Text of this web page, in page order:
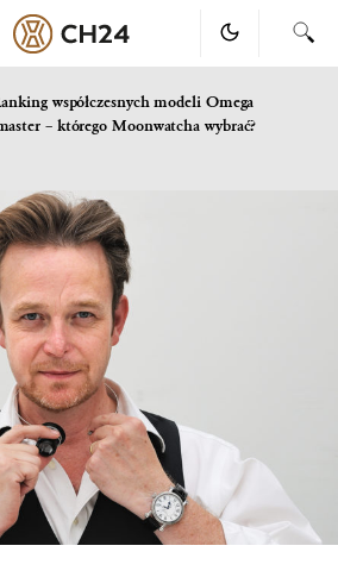
współczesnych modeli Omega
– którego Moonwatcha wybrać?